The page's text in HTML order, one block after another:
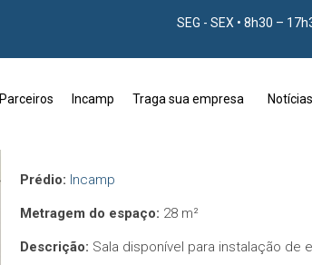
SEG - SEX • 8h30 –
Parceiros Incamp Traga sua empresa Notícias
Prédio: Incamp
Metragem do espaço: 28 m²
Descrição: Sala disponível para instalação de